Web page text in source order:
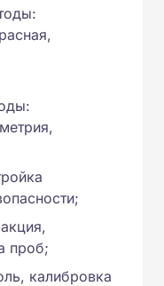
проб;
калибровка